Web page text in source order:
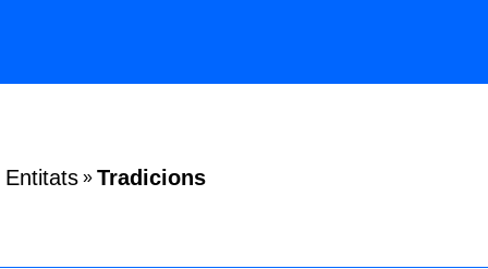
Entitats » Tradicions